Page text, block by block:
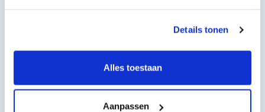
Details tonen
Alles toestaan
Aanpassen
grijswatersysteem dat jaar na jaar
probleemloos blijft werken?